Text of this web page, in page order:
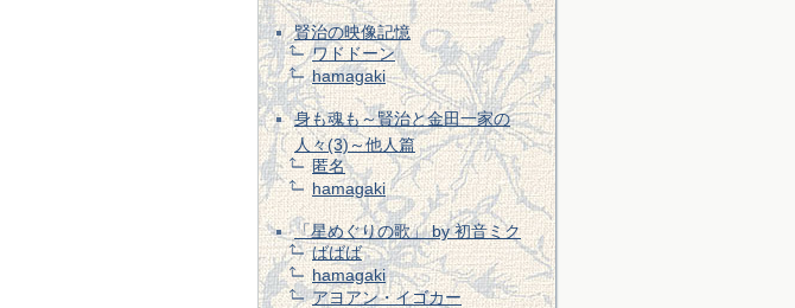
賢治の映像記憶
ワドドーン
hamagaki
身も魂も～賢治と金田一家の
人々(3)～他人篇
匿名
hamagaki
「星めぐりの歌」 by 初音ミク
ばばば
hamagaki
アヨアン・イゴカー